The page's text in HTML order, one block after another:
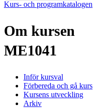
Kurs- och programkatalogen
Om kursen
ME1041
Inför kursval
Förbereda och gå kurs
Kursens utveckling
Arkiv